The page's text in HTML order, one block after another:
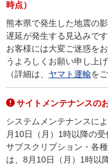
時点）
熊本県で発生した地震の
遅延が発生する見込みです
お客様には大変ご迷惑を
うよろしくお願い申し上げ
（詳細は、 ヤマト運輸を
サイトメンテナンスの
システムメンテナンスに
月10日（月）1時以降の受
サブスクリプション・各
は、8月10日（月）1時以